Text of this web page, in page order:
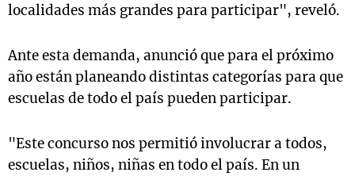
localidades más grandes para participar", reveló.
Ante esta demanda, anunció que para el próximo
año están planeando distintas categorías para que
escuelas de todo el país pueden participar.
"Este concurso nos permitió involucrar a todos,
escuelas, niños, niñas en todo el país. En un